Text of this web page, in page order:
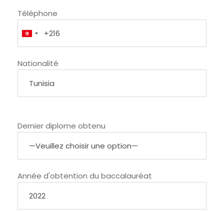
Téléphone
Nationalité
Dernier diplome obtenu
Année d'obtention du baccalauréat